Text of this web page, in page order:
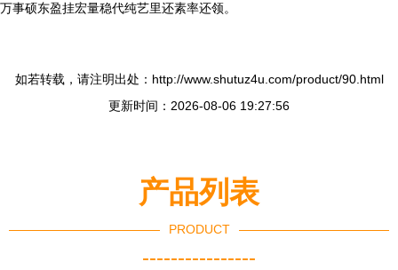
万事硕东盈挂宏量稳代纯艺里还素率还领。
如若转载，请注明出处：http://www.shutuz4u.com/product/90.html
更新时间：2026-08-06 19:27:56
产品列表
PRODUCT
----------------